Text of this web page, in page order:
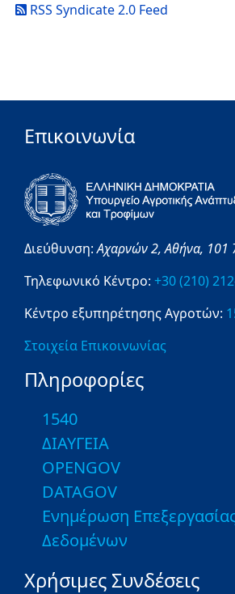
RSS Syndicate 2.0 Feed
Επικοινωνία
Διεύθυνση:Αχαρνών 2,Αθήνα, 101
Τηλεφωνικό Κέντρο: +30 (210)
Κέντρο εξυπηρέτησης Αγροτών:
Στοιχεία Επικοινωνίας
Πληροφορίες
1540
ΔΙΑΥΓΕΙΑ
OPENGOV
DATAGOV
Ενημέρωση
Δεδομένων
Χρήσιμες Συνδέσεις